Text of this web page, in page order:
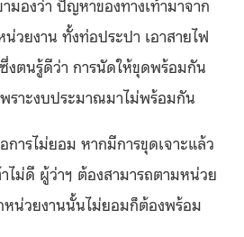
วยงาน ทั้งท่อประปา เอาสายไฟ
งตนรู้ดีว่า การนัดให้ขุดพร้อมกัน
พราะงบประมาณมาไม่พร้อมกัน
ารไม่ยอม หากมีการขุดเจาะแล้ว
ไม่ดี ผู้ว่าฯ ต้องสามารถตามหน่วย
หน่วยงานนั้นไม่ยอมก็ต้องพร้อม